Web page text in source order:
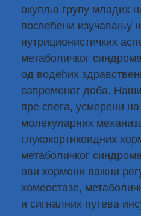
окупља групу младих
посвећени изучавању
нутриционистичких
метаболичког синдрома
од водећих
савременог доба.
пре свега, усмерени
молекуларних
глукокортикоидних
метаболичког
ови хормони важни
хомеостазе,
и сигналних путева